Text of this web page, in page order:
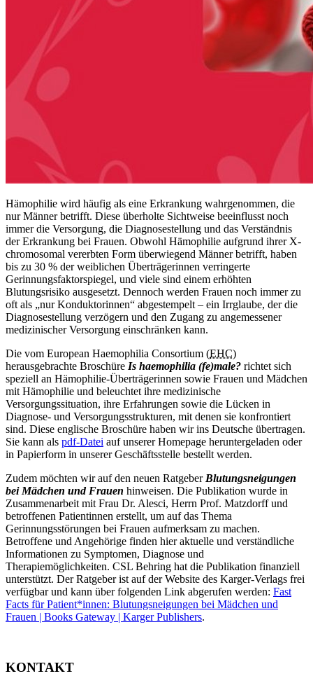
Hämophilie wird häufig als eine Erkrankung wahrgenommen, die
nur Männer betrifft. Diese überholte Sichtweise beeinflusst noch
immer die Versorgung, die Diagnosestellung und das Verständnis
der Erkrankung bei Frauen. Obwohl Hämophilie aufgrund ihrer X-
chromosomal vererbten Form überwiegend Männer betrifft, haben
bis zu 30 % der weiblichen Überträgerinnen verringerte
Gerinnungsfaktorspiegel, und viele sind einem erhöhten
Blutungsrisiko ausgesetzt. Dennoch werden Frauen noch immer zu
oft als „nur Konduktorinnen“ abgestempelt – ein Irrglaube, der die
Diagnosestellung verzögern und den Zugang zu angemessener
medizinischer Versorgung einschränken kann.
Die vom European Haemophilia Consortium (EHC)
herausgebrachte Broschüre Is haemophilia (fe)male? richtet sich
speziell an Hämophilie-Überträgerinnen sowie Frauen und Mädchen
mit Hämophilie und beleuchtet ihre medizinische
Versorgungssituation, ihre Erfahrungen sowie die Lücken in
Diagnose- und Versorgungsstrukturen, mit denen sie konfrontiert
sind. Diese englische Broschüre haben wir ins Deutsche übertragen.
Sie kann als pdf-Datei auf unserer Homepage heruntergeladen oder
in Papierform in unserer Geschäftsstelle bestellt werden.
Zudem möchten wir auf den neuen Ratgeber Blutungsneigungen
bei Mädchen und Frauen hinweisen. Die Publikation wurde in
Zusammenarbeit mit Frau Dr. Alesci, Herrn Prof. Matzdorff und
betroffenen Patientinnen erstellt, um auf das Thema
Gerinnungsstörungen bei Frauen aufmerksam zu machen.
Betroffene und Angehörige finden hier aktuelle und verständliche
Informationen zu Symptomen, Diagnose und
Therapiemöglichkeiten. CSL Behring hat die Publikation finanziell
unterstützt. Der Ratgeber ist auf der Website des Karger-Verlags frei
verfügbar und kann über folgenden Link abgerufen werden: Fast
Facts für Patient*innen: Blutungsneigungen bei Mädchen und
Frauen | Books Gateway | Karger Publishers.
KONTAKT